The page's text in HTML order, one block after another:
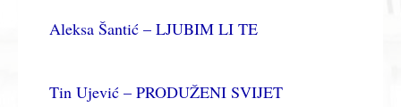
Aleksa Šantić – LJUBIM LI TE
Tin Ujević – PRODUŽENI SVIJET